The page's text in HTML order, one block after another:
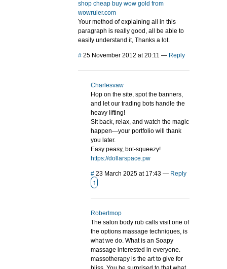
shop cheap buy wow gold from
wowruler.com
Your method of explaining all in this
paragraph is really good, all be able to
easily understand it, Thanks a lot.
# 25 November 2012 at 20:11 — Reply
Charlesvaw
Hop on the site, spot the banners,
and let our trading bots handle the
heavy lifting!
Sit back, relax, and watch the magic
happen—your portfolio will thank
you later.
Easy peasy, bot-squeezy!
https://dollarspace.pw
# 23 March 2025 at 17:43 — Reply
↑
Robertmop
The salon body rub calls visit one of
the options massage techniques, is
what we do. What is an Soapy
massage interested in everyone.
massotherapy is the art to give for